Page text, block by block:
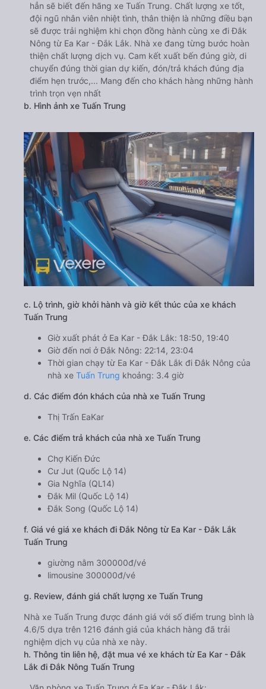
hẳn sẽ biết đến hãng xe Tuấn Trung. Chất lượng xe tốt,
đội ngũ nhân viên nhiệt tình, thân thiện là những điều bạn
sẽ được trải nghiệm khi chọn đồng hành cùng xe đi Đắk
Nông từ Ea Kar - Đắk Lắk. Nhà xe đang từng bước hoàn
thiện chất lượng dịch vụ. Cam kết xuất bến đúng giờ, di
chuyển đúng thời gian dự kiến, đón/trả khách đúng địa
điểm hẹn trước,... Mang đến cho khách hàng những hành
trình trọn vẹn nhất
b. Hình ảnh xe Tuấn Trung
c. Lộ trình, giờ khởi hành và giờ kết thúc của xe khách
Tuấn Trung
Giờ xuất phát ở Ea Kar - Đắk Lắk: 18:50, 19:40
Giờ đến nơi ở Đắk Nông: 22:14, 23:04
Thời gian chạy từ Ea Kar - Đắk Lắk đi Đắk Nông của
nhà xe Tuấn Trung khoảng: 3.4 giờ
d. Các điểm đón khách của nhà xe Tuấn Trung
Thị Trấn EaKar
e. Các điểm trả khách của nhà xe Tuấn Trung
Chợ Kiến Đức
Cư Jut (Quốc Lộ 14)
Gia Nghĩa (QL14)
Đắk Mil (Quốc Lộ 14)
Đắk Song (Quốc Lộ 14)
f. Giá vé giá xe khách đi Đắk Nông từ Ea Kar - Đắk Lắk
Tuấn Trung
giường nằm 300000đ/vé
limousine 300000đ/vé
g. Review, đánh giá chất lượng xe Tuấn Trung
Nhà xe Tuấn Trung được đánh giá với số điểm trung bình là
4.6/5 dựa trên 1216 đánh giá của khách hàng đã trải
nghiệm dịch vụ của nhà xe này.
h. Thông tin liên hệ, đặt mua vé xe khách từ Ea Kar - Đắk
Lắk đi Đắk Nông Tuấn Trung